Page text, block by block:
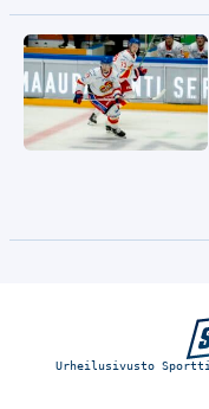
Urheilusivusto